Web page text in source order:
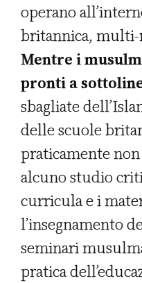
operano
britannica, multi-
Mentre i
pronti a
sbagliate
delle scuole
praticamente
alcuno studio
curricula e i
l’insegnamento
seminari
pratica